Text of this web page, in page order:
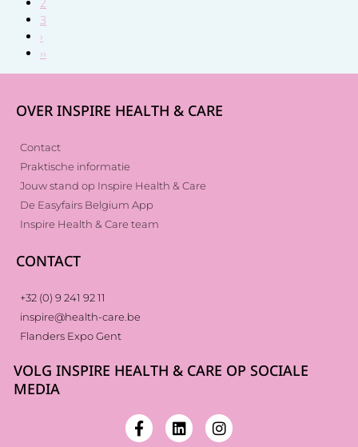
2
3
›
››
OVER INSPIRE HEALTH & CARE
Contact
Praktische informatie
Jouw stand op Inspire Health & Care
De Easyfairs Belgium App
Inspire Health & Care team
CONTACT
+32 (0) 9 241 92 11
inspire@health-care.be
Flanders Expo Gent
VOLG INSPIRE HEALTH & CARE OP SOCIALE
MEDIA